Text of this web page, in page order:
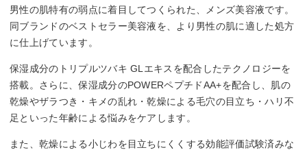
男性の肌特有の弱点に着目してつくられた、メンズ美容液です。
同ブランドのベストセラー美容液を、より男性の肌に適した処方
に仕上げています。
保湿成分のトリプルツバキ GLエキスを配合したテクノロジーを
搭載。さらに、保湿成分のPOWERペプチドAA+を配合し、肌の
乾燥やザラつき・キメの乱れ・乾燥による毛穴の目立ち・ハリ不
足といった年齢による悩みをケアします。
また、乾燥による小じわを目立ちにくくする効能評価試験済みな